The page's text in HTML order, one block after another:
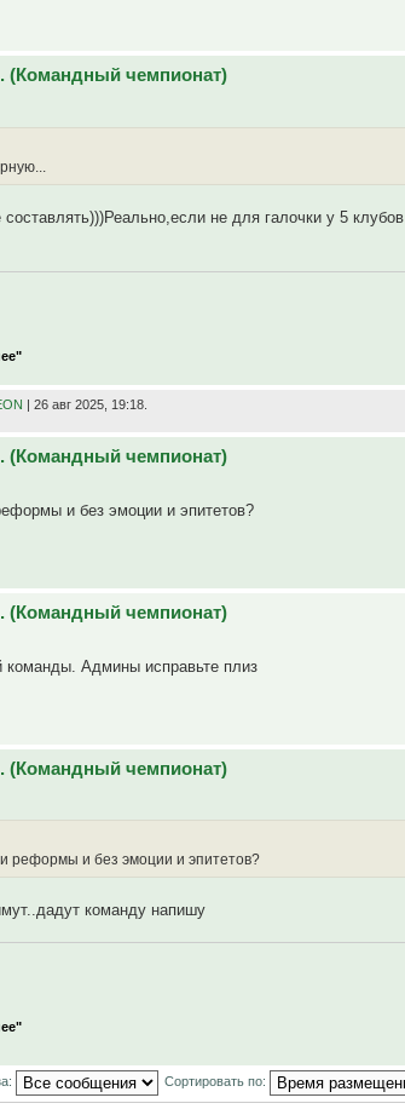
(Командный чемпионат)
не для галочки у 5 клубов
| 26 авг 2025, 19:18.
(Командный чемпионат)
и без эмоции и эпитетов?
(Командный чемпионат)
команды. Админы исправьте плиз
(Командный чемпионат)
реформы и без эмоции и эпитетов?
команду напишу
Сортировать по: